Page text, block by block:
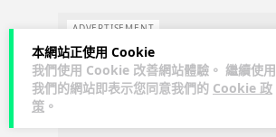
本網站正使用 Cookie
我們使用 Cookie 改善網站體驗。 繼續使用
我們的網站即表示您同意我們的 Cookie 政
策 。
ADVERTISEMENT